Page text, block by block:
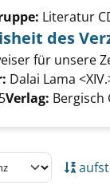
von Die
Literatur
des
für unsere
Dalai Lama
Verlag: Bergisch